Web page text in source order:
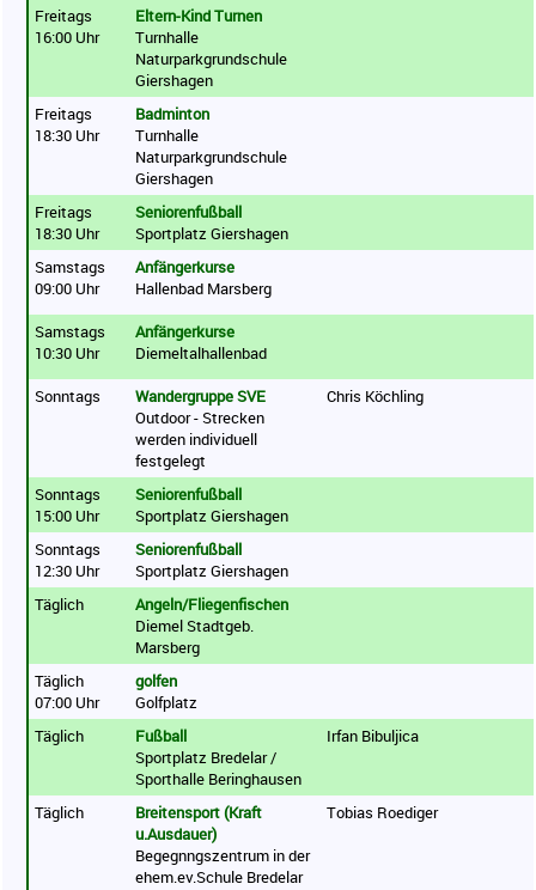
Freitags
16:00 Uhr
Eltern-Kind Turnen
Turnhalle
Naturparkgrundschule
Giershagen
Freitags
18:30 Uhr
Badminton
Turnhalle
Naturparkgrundschule
Giershagen
Freitags
18:30 Uhr
Seniorenfußball
Sportplatz Giershagen
Samstags
09:00 Uhr
Anfängerkurse
Hallenbad Marsberg
Samstags
10:30 Uhr
Anfängerkurse
Diemeltalhallenbad
Sonntags
Wandergruppe SVE
Outdoor - Strecken
werden individuell
festgelegt
Chris Köchling
Sonntags
15:00 Uhr
Seniorenfußball
Sportplatz Giershagen
Sonntags
12:30 Uhr
Seniorenfußball
Sportplatz Giershagen
Täglich
Angeln/Fliegenfischen
Diemel Stadtgeb.
Marsberg
Täglich
07:00 Uhr
golfen
Golfplatz
Täglich
Fußball
Sportplatz Bredelar /
Sporthalle Beringhausen
Irfan Bibuljica
Täglich
Breitensport (Kraft
u.Ausdauer)
Begegnngszentrum in der
ehem.ev.Schule Bredelar
Tobias Roediger